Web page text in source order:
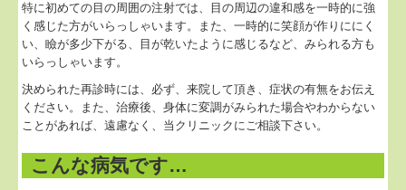
特に初めての目の周囲の注射では、目の周辺の違和感を一時的に強
く感じた方がいらっしゃいます。また、一時的に笑顔が作りににく
い、瞼が多少下がる、目が乾いたように感じるなど、みられる方も
いらっしゃいます。
決められた再診時には、必ず、来院して頂き、症状の有無をお伝え
ください。また、治療後、身体に変調がみられた場合やわからない
ことがあれば、遠慮なく、当クリニックにご相談下さい。
こんな病気です…